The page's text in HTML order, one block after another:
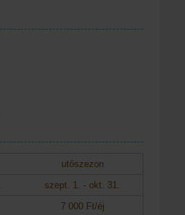
utószezon
szept. 1. - okt. 31.
7 000 Ft/éj